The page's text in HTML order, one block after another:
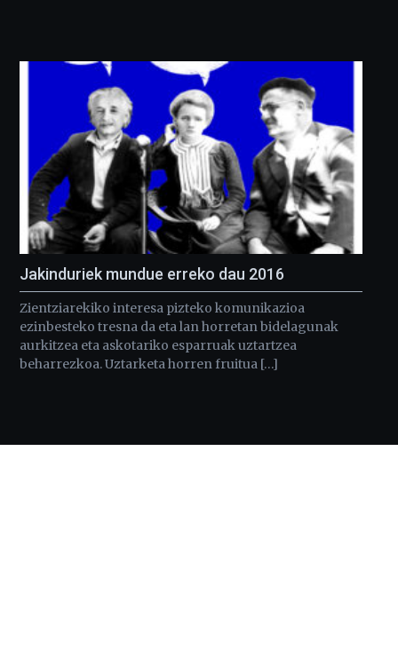
Jakinduriek mundue erreko dau 2016
Zientziarekiko interesa pizteko komunikazioa
ezinbesteko tresna da eta lan horretan bidelagunak
aurkitzea eta askotariko esparruak uztartzea
beharrezkoa. Uztarketa horren fruitua […]